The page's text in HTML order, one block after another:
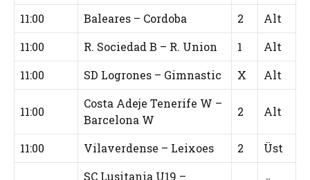
11:00
Baleares – Cordoba 2
Alt
11:00
R. Sociedad B – R. Union 1
Alt
11:00
SD Logrones – Gimnastic X Alt
11:00
Costa Adeje Tenerife W –
Barcelona W
2 Alt
11:00 Vilaverdense – Leixoes 2 Üst
SC Lusitania U19 –